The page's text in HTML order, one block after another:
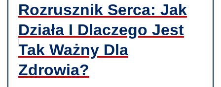
Rozrusznik Serca: Jak
Działa I Dlaczego Jest
Tak Ważny Dla
Zdrowia?